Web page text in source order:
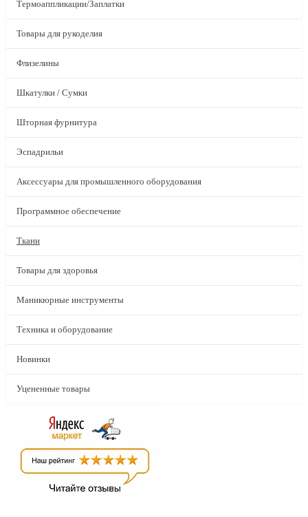
Термоаппликации/Заплатки
Товары для рукоделия
Флизелины
Шкатулки / Сумки
Шторная фурнитура
Эспадрильи
Аксессуары для промышленного оборудования
Программное обеспечение
Ткани
Товары для здоровья
Маникюрные инструменты
Техника и оборудование
Новинки
Уцененные товары